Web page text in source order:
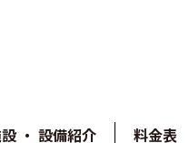
・ 設備紹介 料金表